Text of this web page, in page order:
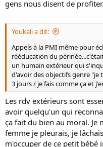
gens nous disent de
Youkali a dit:
Appels à la PMI même pour
rééducation du
un humain extérieur qui
d'avoir des objectifs genre "je
3 jours / je fais comme ça et
Les rdv extérieurs sont
avoir quelqu'un qui
ça fait du bien au moral. Je
femme je pleurais, je
m'occuper de ce petit bébé